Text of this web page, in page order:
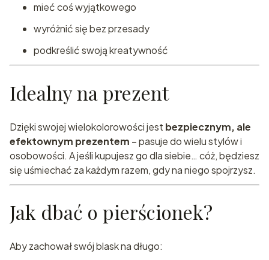
mieć coś wyjątkowego
wyróżnić się bez przesady
podkreślić swoją kreatywność
Idealny na prezent
Dzięki swojej wielokolorowości jest bezpiecznym, ale
efektownym prezentem – pasuje do wielu stylów i
osobowości. A jeśli kupujesz go dla siebie… cóż, będziesz
się uśmiechać za każdym razem, gdy na niego spojrzysz.
Jak dbać o pierścionek?
Aby zachował swój blask na długo: